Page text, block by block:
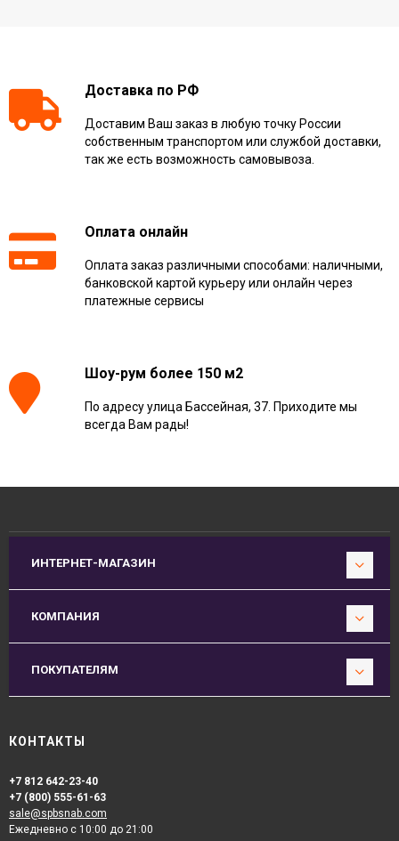
Доставка по РФ
Доставим Ваш заказ в любую точку России
собственным транспортом или службой доставки,
так же есть возможность самовывоза.
Оплата онлайн
Оплата заказ различными способами: наличными,
банковской картой курьеру или онлайн через
платежные сервисы
Шоу-рум более 150 м2
По адресу улица Бассейная, 37. Приходите мы
всегда Вам рады!
ИНТЕРНЕТ-МАГАЗИН
КОМПАНИЯ
ПОКУПАТЕЛЯМ
КОНТАКТЫ
+7 812 642-23-40
+7 (800) 555-61-63
sale@spbsnab.com
Ежедневно с 10:00 до 21:00